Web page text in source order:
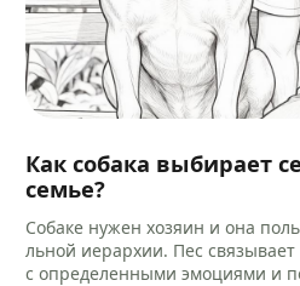
Как собака выбирает
семье?
Собаке нужен хозяин и она
льной иерархии. Пес
с определенными эмоциями и